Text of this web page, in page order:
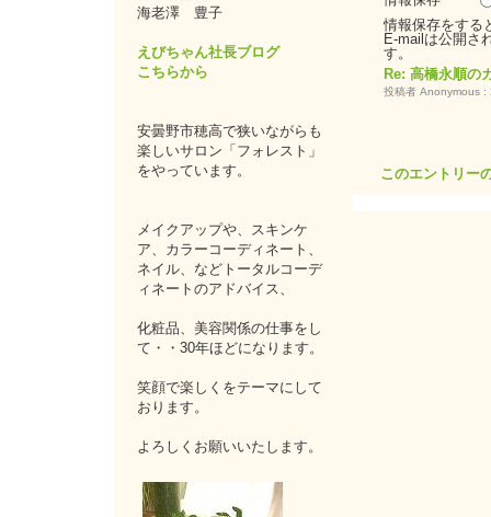
情報保存をする
E-mailは公開さ
す。
Re: 高橋永順の
投稿者 Anonymous
このエントリー
海老澤 豊子
えびちゃん社長ブログ
こちらから
安曇野市穂高で狭いながらも
楽しいサロン「フォレスト」
をやっています。
メイクアップや、スキンケ
ア、カラーコーディネート、
ネイル、などトータルコーデ
ィネートのアドバイス、
化粧品、美容関係の仕事をし
て・・30年ほどになります。
笑顔で楽しくをテーマにして
おります。
よろしくお願いいたします。